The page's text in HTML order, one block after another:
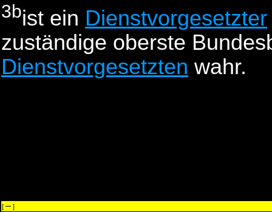
3bist ein Dienstvorgesetzter
zuständige oberste
Dienstvorgesetzten wahr.
[ – ]